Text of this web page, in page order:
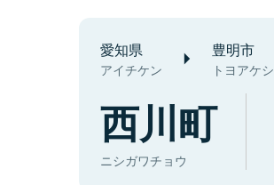
愛知県
アイチケン
豊明市
トヨアケシ
西川町
ニシガワチョウ